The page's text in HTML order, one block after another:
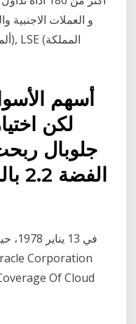
أسهم
لكن
Of Cloud